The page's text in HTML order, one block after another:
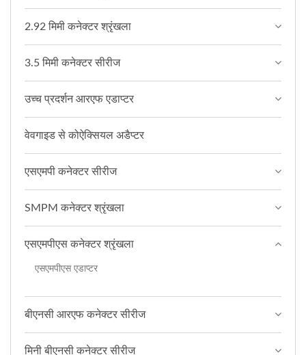
2.92 मिमी कनेक्टर श्रृंखला
3.5 मिमी कनेक्टर सीरीज
उच्च प्रदर्शन आरएफ एडाप्टर
वेवगाइड से कोऐक्सियल अडैप्टर
एसएमपी कनेक्टर सीरीज
SMPM कनेक्टर श्रृंखला
एसएमपीएस कनेक्टर श्रृंखला
एसएमपीएस एडाप्टर
बीएनसी आरएफ कनेक्टर सीरीज
मिनी बीएनसी कनेक्टर सीरीज